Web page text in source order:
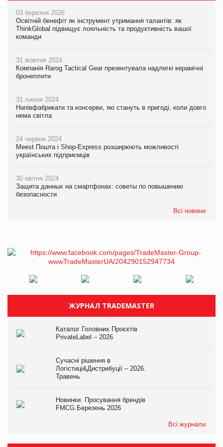
03 березня 2026
Освітній бенефіт як інструмент утримання талантів: як
ThinkGlobal підвищує лояльність та продуктивність вашої
команди
31 жовтня 2024
Компанія Rarog Tactical Gear презентувала надлегкі керамічні
бронеплити
31 липня 2024
Напівфабрикати та консерви, які стануть в пригоді, коли довго
нема світла
24 червня 2024
Meest Пошта і Shop-Express розширюють можливості
українських підприємців
30 квітня 2024
Защита данных на смартфонах: советы по повышению
безопасности
Всі новини
ЖУРНАЛ TRADEMASTER
Каталог Головних Проєктів
PrivateLabel – 2026
Сучасні рішення в
Логістиці&Дистрибуції – 2026.
Травень
Новинки. Просування брендів
FMCG.Березень 2026
Всі журнали